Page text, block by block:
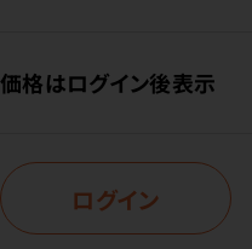
価格はログイン後表示
ログイン